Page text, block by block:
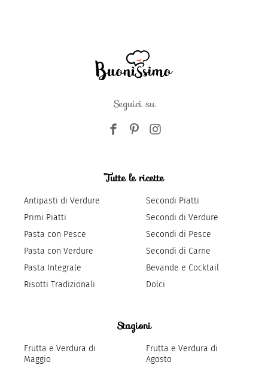
Seguici su
Tutte le ricette
Antipasti di Verdure
Primi Piatti
Pasta con Pesce
Pasta con Verdure
Pasta Integrale
Risotti Tradizionali
Secondi Piatti
Secondi di Verdure
Secondi di Pesce
Secondi di Carne
Bevande e Cocktail
Dolci
Stagioni
Frutta e Verdura di
Maggio
Frutta e Verdura di
Agosto